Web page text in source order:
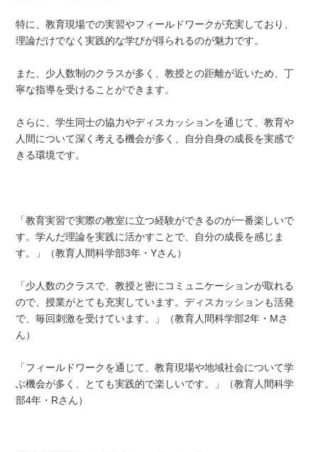
特に、教育現場での実習やフィールドワークが充実しており、
理論だけでなく実践的な学びが得られるのが魅力です。
また、少人数制のクラスが多く、教授との距離が近いため、丁
寧な指導を受けることができます。
さらに、学生同士の協力やディスカッションを通じて、教育や
人間について深く考える機会が多く、自分自身の成長を実感で
きる環境です。
「教育実習で実際の教室に立つ経験ができるのが一番楽しいで
す。学んだ理論を実践に活かすことで、自分の成長を感じま
す。」（教育人間科学部3年・Yさん）
「少人数のクラスで、教授と密にコミュニケーションが取れる
ので、授業がとても充実しています。ディスカッションも活発
で、毎回刺激を受けています。」（教育人間科学部2年・Mさ
ん）
「フィールドワークを通じて、教育現場や地域社会について学
ぶ機会が多く、とても実践的で楽しいです。」（教育人間科学
部4年・Rさん）